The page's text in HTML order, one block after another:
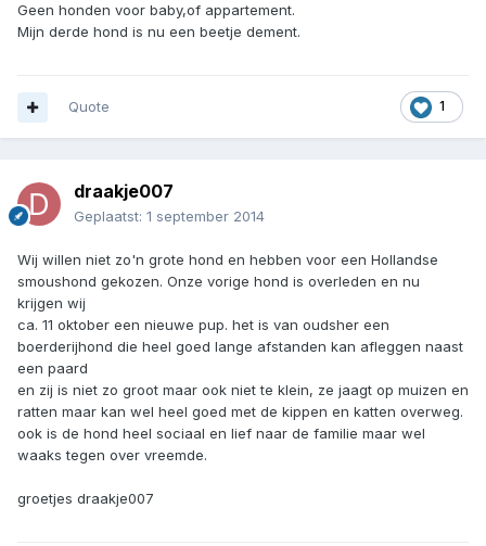
Geen honden voor baby,of appartement.
Mijn derde hond is nu een beetje dement.
1
Quote
draakje007
Geplaatst: 1 september 2014
Wij willen niet zo'n grote hond en hebben voor een Hollandse
smoushond gekozen. Onze vorige hond is overleden en nu
krijgen wij
ca. 11 oktober een nieuwe pup. het is van oudsher een
boerderijhond die heel goed lange afstanden kan afleggen naast
een paard
en zij is niet zo groot maar ook niet te klein, ze jaagt op muizen en
ratten maar kan wel heel goed met de kippen en katten overweg.
ook is de hond heel sociaal en lief naar de familie maar wel
waaks tegen over vreemde.
groetjes draakje007